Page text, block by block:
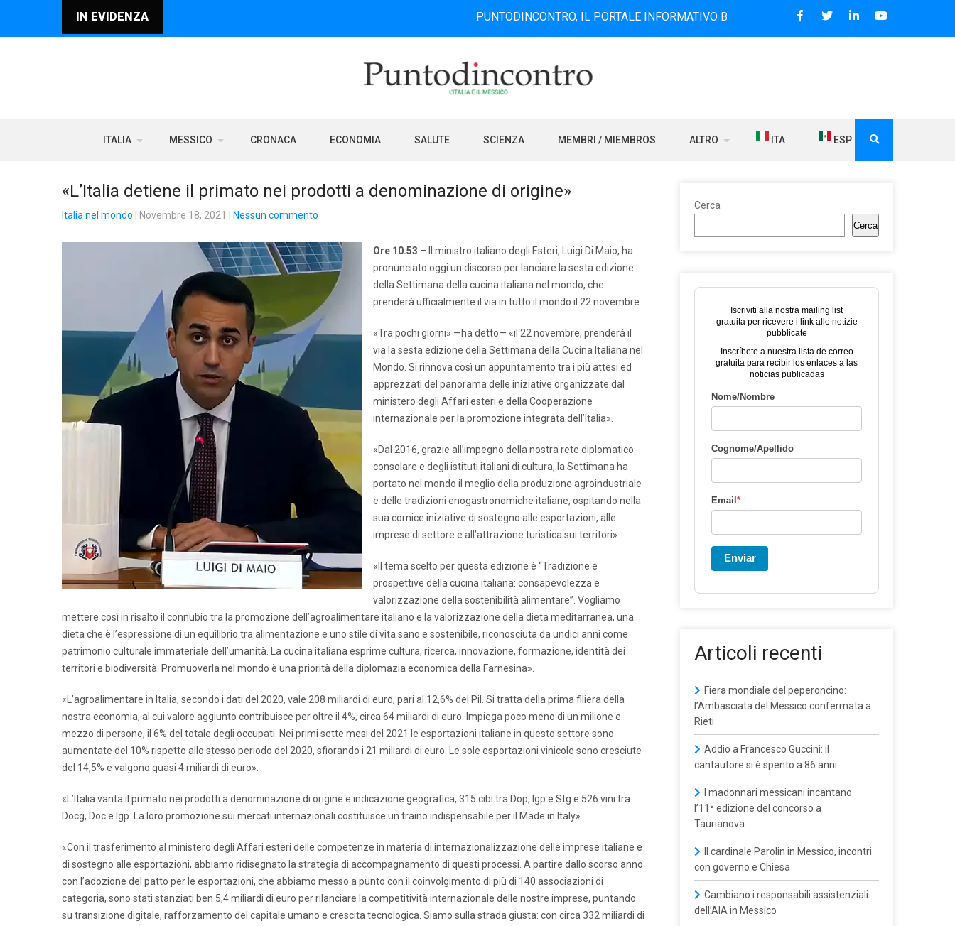
IN EVIDENZA PUNTODINCONTRO, IL PORTALE INFORMATIVO BILINGUE CHE DAL 2006 DIFFONDE NOTIZIE SUI
ITALIA MESSICO CRONACA ECONOMIA SALUTE SCIENZA MEMBRI / MIEMBROS ALTRO ITA ESP
«L’Italia detiene il primato nei prodotti a denominazione di origine»
Italia nel mondo | Novembre 18, 2021 Nessun commento
Ore 10.53 – Il ministro italiano degli Esteri, Luigi Di Maio, ha
pronunciato oggi un discorso per lanciare la sesta edizione
della Settimana della cucina italiana nel mondo, che
prenderà ufficialmente il via in tutto il mondo il 22 novembre.
«Tra pochi giorni» —ha detto— «il 22 novembre, prenderà il
via la sesta edizione della Settimana della Cucina Italiana nel
Mondo. Si rinnova così un appuntamento tra i più attesi ed
apprezzati del panorama delle iniziative organizzate dal
ministero degli Affari esteri e della Cooperazione
internazionale per la promozione integrata dell’Italia».
«Dal 2016, grazie all’impegno della nostra rete diplomatico-
consolare e degli istituti italiani di cultura, la Settimana ha
portato nel mondo il meglio della produzione agroindustriale
e delle tradizioni enogastronomiche italiane, ospitando nella
sua cornice iniziative di sostegno alle esportazioni, alle
imprese di settore e all’attrazione turistica sui territori».
«Il tema scelto per questa edizione è “Tradizione e
prospettive della cucina italiana: consapevolezza e
valorizzazione della sostenibilità alimentare”. Vogliamo
mettere così in risalto il connubio tra la promozione dell’agroalimentare italiano e la valorizzazione della dieta meditarranea, una
dieta che è l’espressione di un equilibrio tra alimentazione e uno stile di vita sano e sostenibile, riconosciuta da undici anni come
patrimonio culturale immateriale dell’umanità. La cucina italiana esprime cultura, ricerca, innovazione, formazione, identità dei
territori e biodiversità. Promuoverla nel mondo è una priorità della diplomazia economica della Farnesina».
«L’agroalimentare in Italia, secondo i dati del 2020, vale 208 miliardi di euro, pari al 12,6% del Pil. Si tratta della prima filiera della
nostra economia, al cui valore aggiunto contribuisce per oltre il 4%, circa 64 miliardi di euro. Impiega poco meno di un milione e
mezzo di persone, il 6% del totale degli occupati. Nei primi sette mesi del 2021 le esportazioni italiane in questo settore sono
aumentate del 10% rispetto allo stesso periodo del 2020, sfiorando i 21 miliardi di euro. Le sole esportazioni vinicole sono cresciute
del 14,5% e valgono quasi 4 miliardi di euro».
«L’Italia vanta il primato nei prodotti a denominazione di origine e indicazione geografica, 315 cibi tra Dop, Igp e Stg e 526 vini tra
Docg, Doc e Igp. La loro promozione sui mercati internazionali costituisce un traino indispensabile per il Made in Italy».
«Con il trasferimento al ministero degli Affari esteri delle competenze in materia di internazionalizzazione delle imprese italiane e
di sostegno alle esportazioni, abbiamo ridisegnato la strategia di accompagnamento di questi processi. A partire dallo scorso anno
con l’adozione del patto per le esportazioni, che abbiamo messo a punto con il coinvolgimento di più di 140 associazioni di
categoria, sono stati stanziati ben 5,4 miliardi di euro per rilanciare la competitività internazionale delle nostre imprese, puntando
su transizione digitale, rafforzamento del capitale umano e crescita tecnologica. Siamo sulla strada giusta: con circa 332 miliardi di
Cerca
Cerca
Iscriviti alla nostra mailing list
gratuita per ricevere i link alle notizie
pubblicate
Inscríbete a nuestra lista de correo
gratuita para recibir los enlaces a las
noticias publicadas
Nome/Nombre
Cognome/Apellido
Email *
Enviar
Articoli recenti
Fiera mondiale del peperoncino:
l’Ambasciata del Messico confermata a
Rieti
Addio a Francesco Guccini: il
cantautore si è spento a 86 anni
I madonnari messicani incantano
l’11ª edizione del concorso a
Taurianova
Il cardinale Parolin in Messico, incontri
con governo e Chiesa
Cambiano i responsabili assistenziali
dell’AIA in Messico